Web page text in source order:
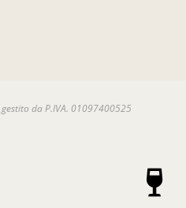
gestito da P.IVA. 01097400525